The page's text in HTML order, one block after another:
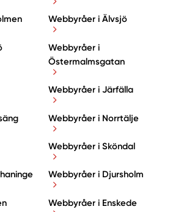
Webbyråer i Älvsjö
Webbyråer i
Östermalmsgatan
Webbyråer i Järfälla
Webbyråer i Norrtälje
Webbyråer i Sköndal
Webbyråer i Djursholm
Webbyråer i Enskede